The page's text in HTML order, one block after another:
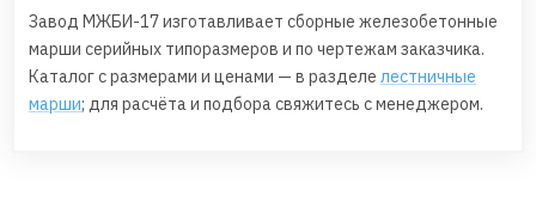
Завод МЖБИ-17 изготавливает сборные железобетонные
марши серийных типоразмеров и по чертежам заказчика.
Каталог с размерами и ценами — в разделе лестничные
марши; для расчёта и подбора свяжитесь с менеджером.